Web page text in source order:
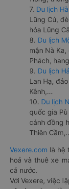
7. Du lịch
Lũng Cú,
hóa Lũng
8. Du lịch
mận Nà
Phách,
9. Du lịch
Lan Hạ,
Kênh,...
10. Du lịch
quốc gia
cánh đồng
Thiên
Vexere.com là hệ
hoả và thuê xe
cả nước.
Với Vexere, việc